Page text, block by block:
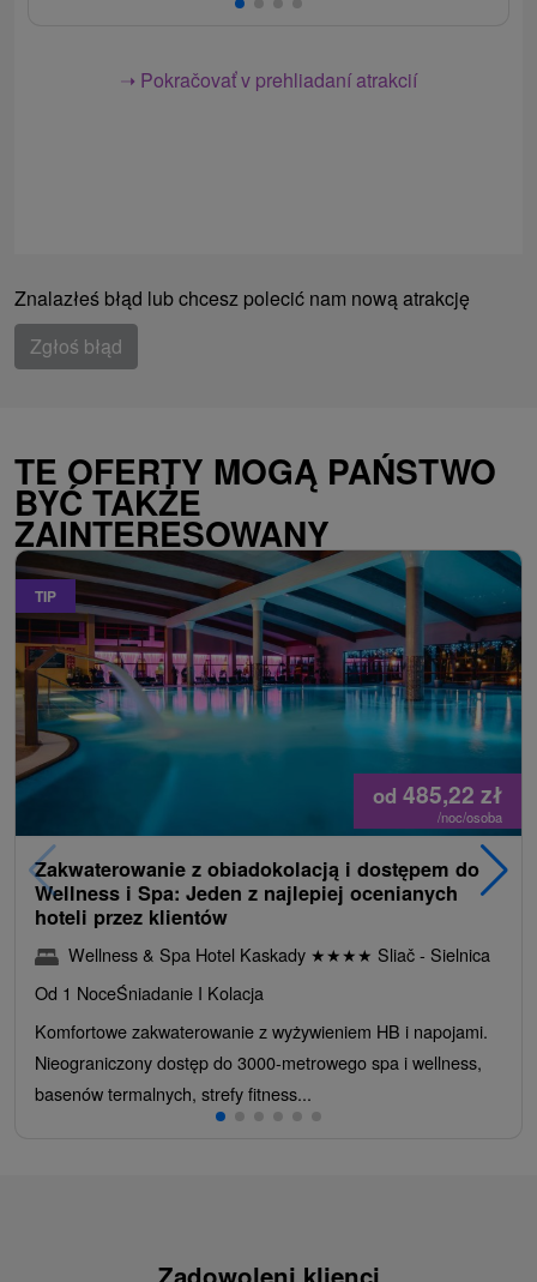
➝ Pokračovať v prehliadaní atrakcií
Znalazłeś błąd lub chcesz polecić nam nową atrakcję
Zgłoś błąd
TE OFERTY MOGĄ PAŃSTWO
BYĆ TAKŻE
ZAINTERESOWANY
TIP
od 485,22 zł
/noc/osoba
Zakwaterowanie z obiadokolacją i dostępem do
Wellness i Spa: Jeden z najlepiej ocenianych
hoteli przez klientów
Wellness & Spa Hotel Kaskady ★★★★ Sliač - Sielnica
Od 1 NoceŚniadanie I Kolacja
Komfortowe zakwaterowanie z wyżywieniem HB i napojami.
Nieograniczony dostęp do 3000-metrowego spa i wellness,
basenów termalnych, strefy fitness...
Zadowoleni klienci